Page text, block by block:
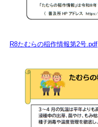
R8たむらの稲作情報第2号.pdf